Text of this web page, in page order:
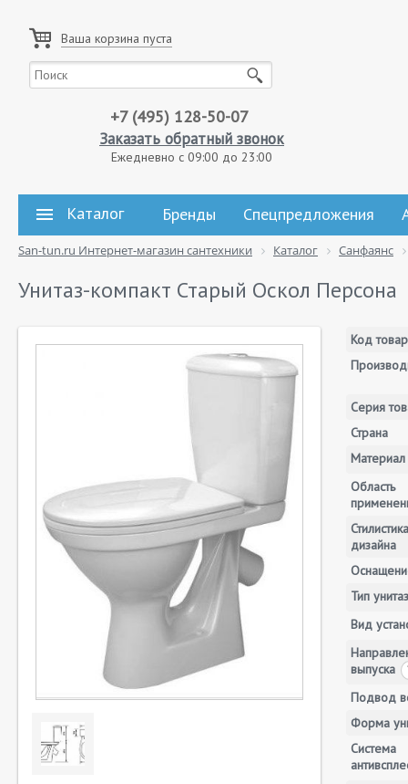
Ваша корзина пуста
+7 (495) 128-50-07
Заказать обратный звонок
Ежедневно с 09:00 до 23:00
Каталог Бренды Спецпредложения
San-tun.ru Интернет-магазин сантехники Каталог Санфаянс
Унитаз-компакт Старый Оскол Персона
Код
Серия
Страна
Материал
Область
Стилистика
дизайна
Тип
Вид
выпуска
Подвод
Форма
Система